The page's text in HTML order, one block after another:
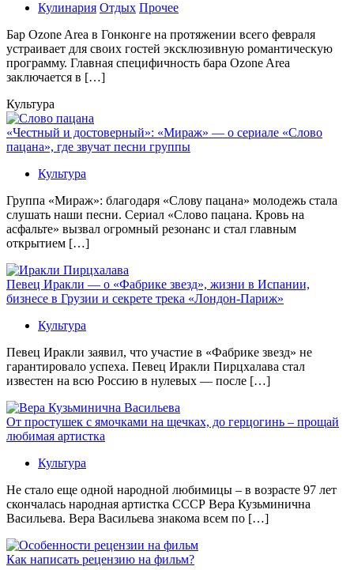
Кулинария Отдых Прочее
Бaр Ozone Area в Гонконге на протяжении всего февраля
устраивает для своих гостей эксклюзивную романтическую
программу. Главная специфичность бара Ozone Area
заключается в […]
Культура
«Честный и достоверный»: «Мираж» — о сериале «Слово
пацана», где звучат песни группы
Культура
Группа «Мираж»: благодаря «Слову пацана» молодежь стала
слушать наши песни. Сериал «Слово пацана. Кровь на
асфальте» вызвал огромный резонанс и стал главным
открытием […]
Певец Иракли — о «Фабрике звезд», жизни в Испании,
бизнесе в Грузии и секрете трека «Лондон-Париж»
Культура
Певец Иракли заявил, что участие в «Фабрике звезд» не
гарантировало успеха. Певец Иракли Пирцхалава стал
известен на всю Россию в нулевых — после […]
От простушек с ямочками на щечках, до герцогинь – прощай
любимая артистка
Культура
Не стало еще одной народной любимицы – в возрасте 97 лет
скончалась народная артистка СССР Вера Кузьминична
Васильева. Вера Васильева знакома всем по […]
Как написать рецензию на фильм?